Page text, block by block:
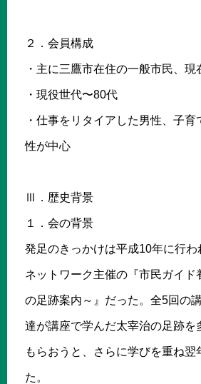
２．会員構成
・主に三鷹市在住の一般市民、現
・現役世代〜80代
・仕事をリタイアした男性、子
性が中心
Ⅲ．歴史背景
１．会の背景
発足のきっかけは平成10年に行わ
ネットワーク主催の『市民ガイド
の足跡案内～』だった。全5回の
達が講座で学んだ太宰治の足跡を
もらおうと、さらに学びを重ね翌
た。